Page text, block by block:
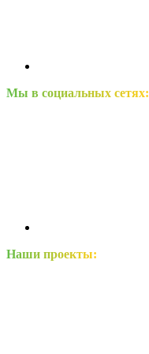
Мы в социальных сетях:
Наши проекты: